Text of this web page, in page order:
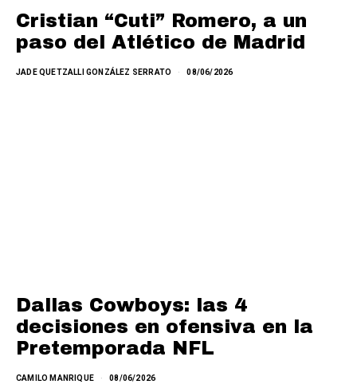
Cristian “Cuti” Romero, a un
paso del Atlético de Madrid
JADE QUETZALLI GONZÁLEZ SERRATO 08/06/2026
Dallas Cowboys: las 4
decisiones en ofensiva en la
Pretemporada NFL
CAMILO MANRIQUE 08/06/2026